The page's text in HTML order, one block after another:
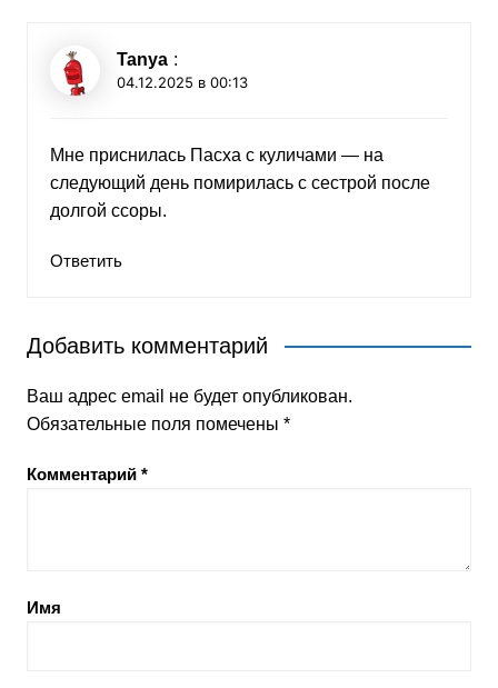
Tanya :
04.12.2025 в 00:13
Мне приснилась Пасха с куличами — на
следующий день помирилась с сестрой после
долгой ссоры.
Ответить
Добавить комментарий
Ваш адрес email не будет опубликован.
Обязательные поля помечены *
Комментарий *
Имя